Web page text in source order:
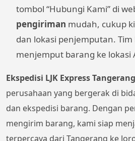
tombol “Hubungi Kami” di
pengiriman mudah, cukup
dan lokasi penjemputan. Tim
menjemput barang ke lokasi
Ekspedisi LJK Express
perusahaan yang bergerak di
dan ekspedisi barang. Dengan
mengirim barang, kami siap
terpercaya dari Tangerang ke